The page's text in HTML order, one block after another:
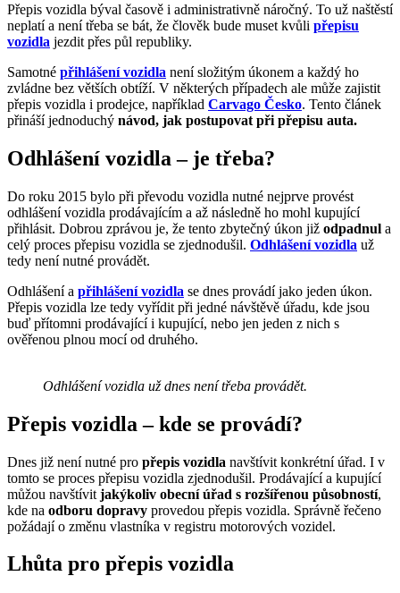
Přepis vozidla býval časově i administrativně náročný. To už naštěstí
neplatí a není třeba se bát, že člověk bude muset kvůli přepisu
vozidla jezdit přes půl republiky.
Samotné přihlášení vozidla není složitým úkonem a každý ho
zvládne bez větších obtíží. V některých případech ale může zajistit
přepis vozidla i prodejce, například Carvago Česko. Tento článek
přináší jednoduchý návod, jak postupovat při přepisu auta.
Odhlášení vozidla – je třeba?
Do roku 2015 bylo při převodu vozidla nutné nejprve provést
odhlášení vozidla prodávajícím a až následně ho mohl kupující
přihlásit. Dobrou zprávou je, že tento zbytečný úkon již odpadnul a
celý proces přepisu vozidla se zjednodušil. Odhlášení vozidla už
tedy není nutné provádět.
Odhlášení a přihlášení vozidla se dnes provádí jako jeden úkon.
Přepis vozidla lze tedy vyřídit při jedné návštěvě úřadu, kde jsou
buď přítomni prodávající i kupující, nebo jen jeden z nich s
ověřenou plnou mocí od druhého.
Odhlášení vozidla už dnes není třeba provádět.
Přepis vozidla – kde se provádí?
Dnes již není nutné pro přepis vozidla navštívit konkrétní úřad. I v
tomto se proces přepisu vozidla zjednodušil. Prodávající a kupující
můžou navštívit jakýkoliv obecní úřad s rozšířenou působností,
kde na odboru dopravy provedou přepis vozidla. Správně řečeno
požádají o změnu vlastníka v registru motorových vozidel.
Lhůta pro přepis vozidla